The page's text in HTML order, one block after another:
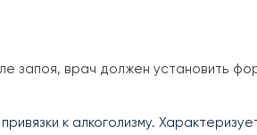
запоя, врач должен установить
к алкоголизму.